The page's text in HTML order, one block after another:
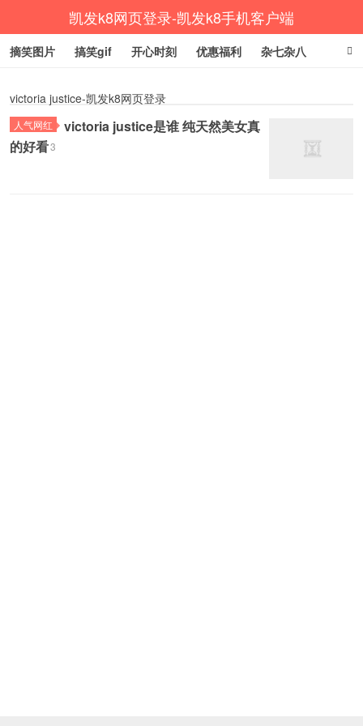
凯发k8网页登录-凯发k8手机客户端
摘笑图片 搞笑gif 开心时刻 优惠福利 杂七杂八
victoria justice-凯发k8网页登录
人气网红
victoria justice是谁 纯天然美女真
的好看3